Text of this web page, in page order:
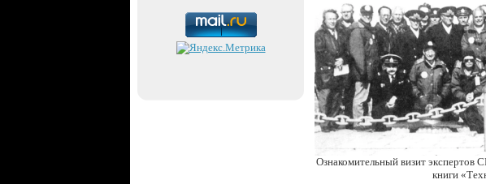
Ознакомительный визит экспертов
книги